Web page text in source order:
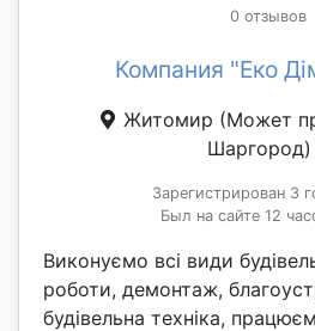
0 отзывов
Компания "Еко
Житомир (Может
Шаргород)
Зарегистрирован 3
Был на сайте 12
Виконуємо всі види
роботи, демонтаж,
будівельна техніка,